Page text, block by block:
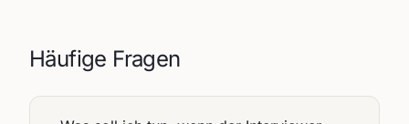
Häufige Fragen